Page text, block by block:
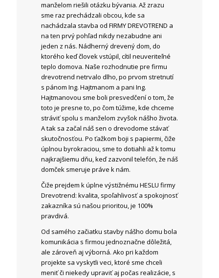
manželom riešili otázku bývania. Až zrazu
sme raz prechádzali obcou, kde sa
nachádzala stavba od FIRMY DREVOTREND a
na ten prvý pohľad nikdy nezabudne ani
jeden z nás. Nádherný drevený dom, do
ktorého keď človek vstúpil, cítil neuveriteľné
teplo domova. Naše rozhodnutie pre firmu
drevotrend netrvalo dlho, po prvom stretnutí
s pánom Ing. Hajtmanom a pani Ing.
Hajtmanovou sme boli presvedčení o tom, že
toto je presne to, po čom túžime, kde chceme
stráviť spolu s manželom zvyšok nášho života.
A tak sa začal náš sen o drevodome stávať
skutočnosťou. Po ťažkom boji s papiermi, čiže
úplnou byrokraciou, sme to dotiahli až k tomu
najkrajšiemu dňu, keď zazvonil telefón, že náš
domček smeruje práve k nám.
Čiže prejdem k úplne výstižnému HESLU firmy
Drevotrend: kvalita, spoľahlivosť a spokojnosť
zakazníka sú našou prioritou, je 100%
pravdivá.
Od samého začiatku stavby nášho domu bola
komunikácia s firmou jednoznačne dôležitá,
ale zároveň aj výborná. Ako pri každom
projekte sa vyskytli veci, ktoré sme chceli
meniť či niekedy upraviť aj počas realizácie, s